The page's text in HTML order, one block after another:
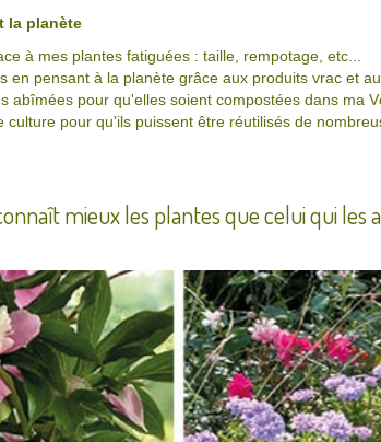
la planète
à mes plantes fatiguées : taille, rempotage, etc...
en pensant à la planète grâce aux produits vrac et
abîmées pour qu'elles soient compostées dans ma
culture pour qu'ils puissent être réutilisés de
mieux les plantes que celui qui les